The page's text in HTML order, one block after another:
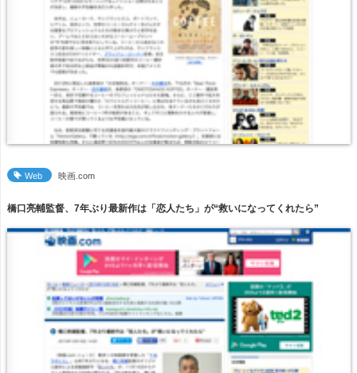
Web 映画.com
橋口亮輔監督、7年ぶり最新作は「恋人たち」が“救いになってくれたら”